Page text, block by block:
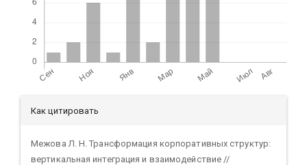
Детали
статьи
Как цитировать
Межова Л. Н. Трансформация корпоративных структур:
вертикальная интеграция и взаимодействие //